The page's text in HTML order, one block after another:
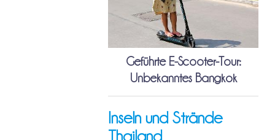
Geführte E-Scooter-Tour:
Unbekanntes Bangkok
Inseln und Strände
Thailand